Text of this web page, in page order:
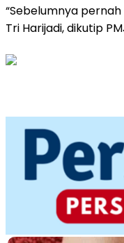
“Sebelumnya
Tri Harijadi, dikutip